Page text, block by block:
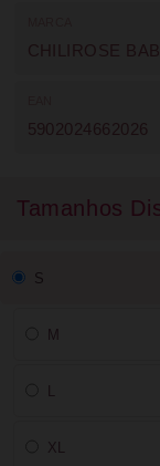
CHILIROSE
5902024662026
Tamanhos
S
M
L
XL